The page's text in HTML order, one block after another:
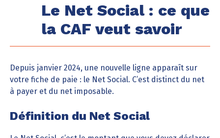
Le Net Social : ce que
la CAF veut savoir
Depuis janvier 2024, une nouvelle ligne apparaît sur
votre fiche de paie : le Net Social. C’est distinct du net
à payer et du net imposable.
Définition du Net Social